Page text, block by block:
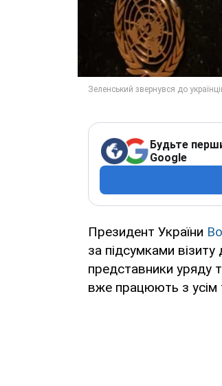
Будьте
Google
Президент України
за підсумками
представники уряду
вже працюють з